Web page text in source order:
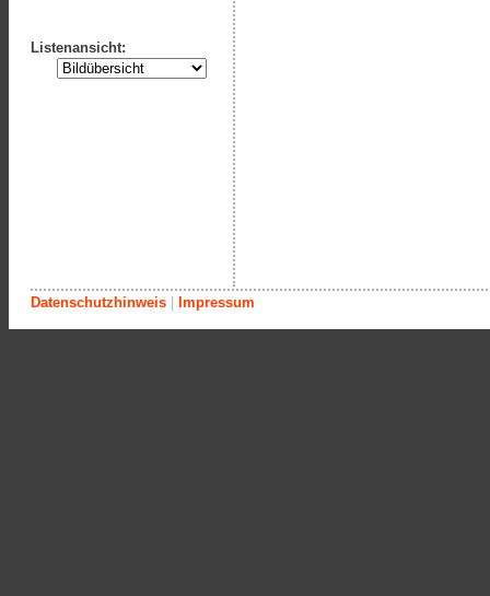
Listenansicht:
Datenschutzhinweis Impressum